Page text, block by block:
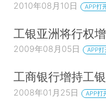
2010年08月10日 APP打
工银亚洲将行权
2009年08月05日 APP打
工商银行增持工
2008年01月25日 APP打